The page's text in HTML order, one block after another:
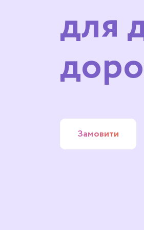
для
Замовити